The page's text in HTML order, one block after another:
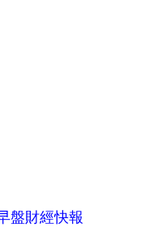
盤財經快報